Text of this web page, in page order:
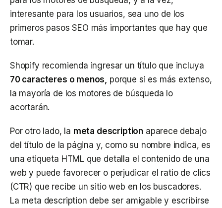
interesante para los usuarios, sea uno de los
primeros pasos SEO más importantes que hay que
tomar.
Shopify recomienda ingresar un título que incluya
70 caracteres o menos, porque si es más extenso,
la mayoría de los motores de búsqueda lo
acortarán.
Por otro lado, la meta description aparece debajo
del título de la página y, como su nombre indica, es
una etiqueta HTML que detalla el contenido de una
web y puede favorecer o perjudicar el ratio de clics
(CTR) que recibe un sitio web en los buscadores.
La meta description debe ser amigable y escribirse